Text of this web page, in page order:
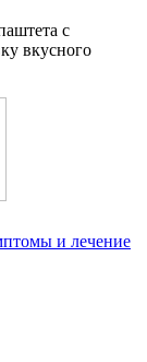
с
вкусного
и лечение